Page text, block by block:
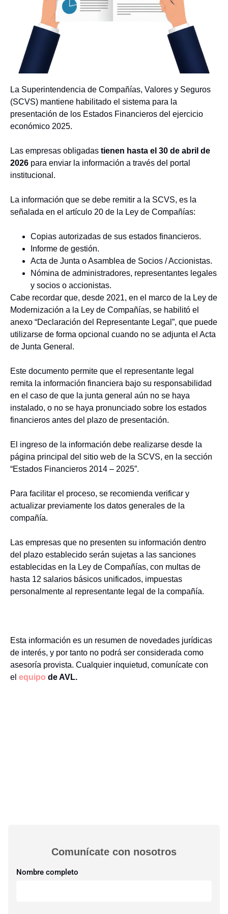
La Superintendencia de Compañías, Valores y Seguros
(SCVS) mantiene habilitado el sistema para la
presentación de los Estados Financieros del ejercicio
económico 2025.
Las empresas obligadas tienen hasta el 30 de abril de
2026 para enviar la información a través del portal
institucional.
La información que se debe remitir a la SCVS, es la
señalada en el artículo 20 de la Ley de Compañías:
Copias autorizadas de sus estados financieros.
Informe de gestión.
Acta de Junta o Asamblea de Socios / Accionistas.
Nómina de administradores, representantes legales
y socios o accionistas.
Cabe recordar que, desde 2021, en el marco de la Ley de
Modernización a la Ley de Compañías, se habilitó el
anexo “Declaración del Representante Legal”, que puede
utilizarse de forma opcional cuando no se adjunta el Acta
de Junta General.
Este documento permite que el representante legal
remita la información financiera bajo su responsabilidad
en el caso de que la junta general aún no se haya
instalado, o no se haya pronunciado sobre los estados
financieros antes del plazo de presentación.
El ingreso de la información debe realizarse desde la
página principal del sitio web de la SCVS, en la sección
“Estados Financieros 2014 – 2025”.
Para facilitar el proceso, se recomienda verificar y
actualizar previamente los datos generales de la
compañía.
Las empresas que no presenten su información dentro
del plazo establecido serán sujetas a las sanciones
establecidas en la Ley de Compañías, con multas de
hasta 12 salarios básicos unificados, impuestas
personalmente al representante legal de la compañía.
Esta información es un resumen de novedades jurídicas
de interés, y por tanto no podrá ser considerada como
asesoría provista. Cualquier inquietud, comunícate con
el equipo de AVL.
Comunícate con nosotros​
Nombre completo